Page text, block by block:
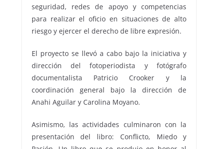
seguridad, redes de apoyo y competencias
para realizar el oficio en situaciones de alto
riesgo y ejercer el derecho de libre expresión.
El proyecto se llevó a cabo bajo la iniciativa y
dirección del fotoperiodista y fotógrafo
documentalista Patricio Crooker y la
coordinación general bajo la dirección de
Anahi Aguilar y Carolina Moyano.
Asimismo, las actividades culminaron con la
presentación del libro: Conflicto, Miedo y